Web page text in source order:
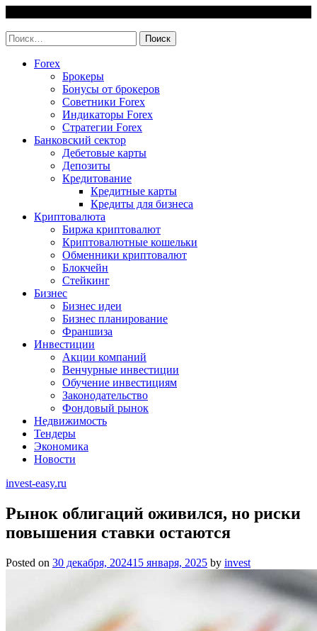
content
Найти:
Forex
Брокеры
Бонусы от брокеров
Советники Forex
Индикаторы Forex
Стратегии Forex
Банковский сектор
Дебетовые карты
Депозиты
Кредитование
Кредитные карты
Кредиты для бизнеса
Криптовалюта
Биржа криптовалют
Криптовалютные кошельки
Обменники криптовалют
Блокчейн
Стейкинг
Бизнес
Бизнес идеи
Бизнес планирование
Франшиза
Инвестиции
Акции компаний
Венчурные инвестиции
Обучение инвестициям
Законодательство
Фондовый рынок
Недвижимость
Тендеры
Экономика
Новости
invest-easy.ru
Рынок облигаций оживился, но риски
повышения ставки остаются
Posted on 30 декабря, 202415 января, 2025 by invest